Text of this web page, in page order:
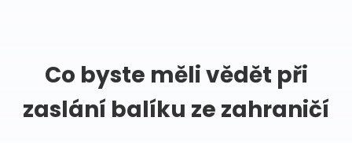
Co byste měli vědět při
zaslání balíku ze zahraničí